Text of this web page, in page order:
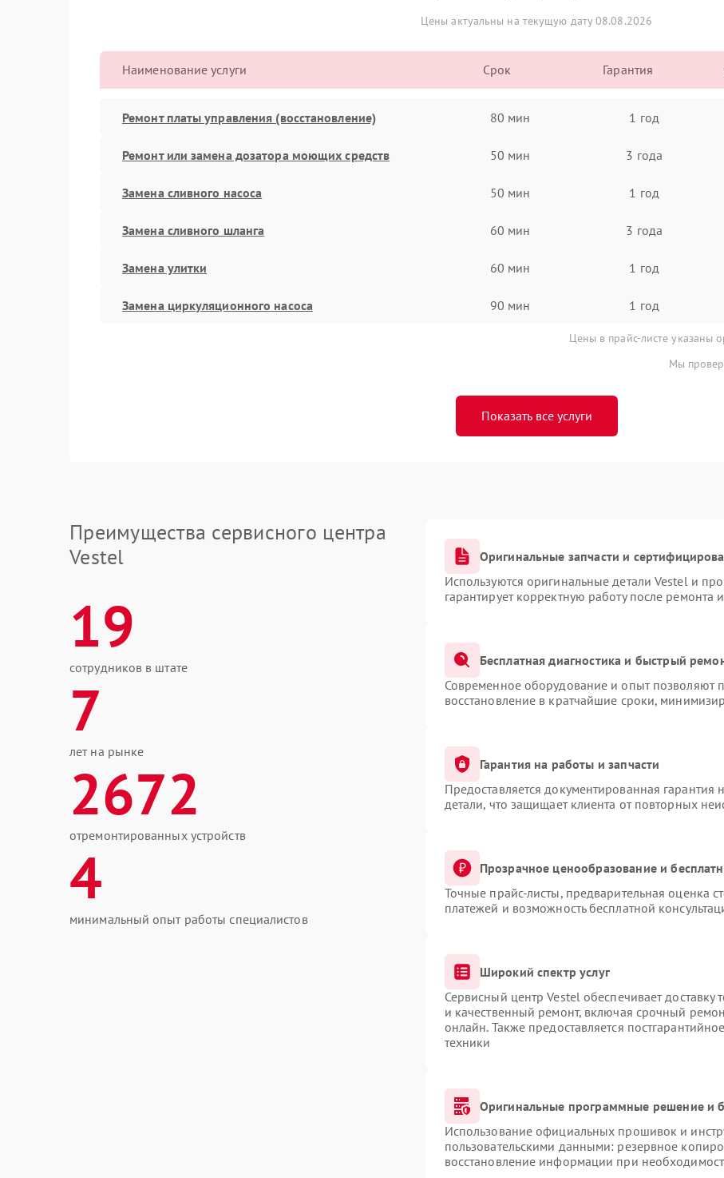
Цены актуальны на текущую дату 08.08.2026
Наименование услуги Срок Гарантия
Ремонт платы управления (восстановление) 80 мин 1 год
Ремонт или замена дозатора моющих средств 50 мин 3 года
Замена сливного насоса 50 мин 1 год
Замена сливного шланга 60 мин 3 года
Замена улитки 60 мин 1 год
Замена циркуляционного насоса 90 мин 1 год
Цены в прайс-листе указаны
Мы
Показать все услуги
Преимущества сервисного центра
Vestel
19
сотрудников в штате
7
лет на рынке
2672
отремонтированных устройств
4
минимальный опыт работы специалистов
Оригинальные запчасти и
Используются оригинальные детали Vestel и
гарантирует корректную работу после ремонта
Бесплатная диагностика и быстрый
Современное оборудование и опыт позволяют
восстановление в кратчайшие сроки,
Гарантия на работы и запчасти
Предоставляется документированная
детали, что защищает клиента от повторных
Прозрачное ценообразование и
Точные прайс-листы, предварительная оценка
платежей и возможность бесплатной
Широкий спектр услуг
Сервисный центр Vestel обеспечивает
и качественный ремонт, включая срочный
онлайн. Также предоставляется
техники
Оригинальные программные решение и
Использование официальных прошивок и
пользовательскими данными: резервное
восстановление информации при